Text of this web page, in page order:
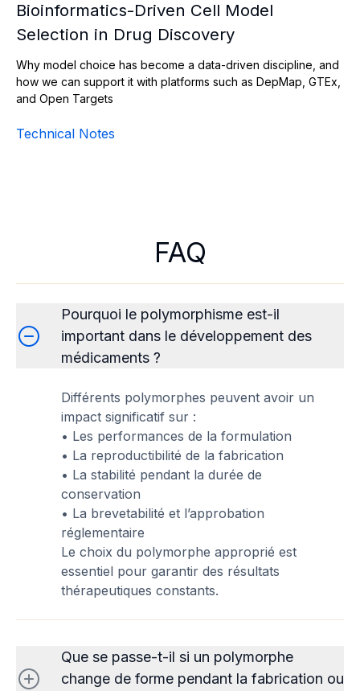
Bioinformatics-Driven Cell Model
Selection in Drug Discovery
Why model choice has become a data-driven discipline, and
how we can support it with platforms such as DepMap, GTEx,
and Open Targets
Technical Notes
FAQ
Pourquoi le polymorphisme est-il
important dans le développement des
médicaments ?
Différents polymorphes peuvent avoir un
impact significatif sur :
• Les performances de la formulation
• La reproductibilité de la fabrication
• La stabilité pendant la durée de
conservation
• La brevetabilité et l’approbation
réglementaire
Le choix du polymorphe approprié est
essentiel pour garantir des résultats
thérapeutiques constants.
Que se passe-t-il si un polymorphe
change de forme pendant la fabrication ou